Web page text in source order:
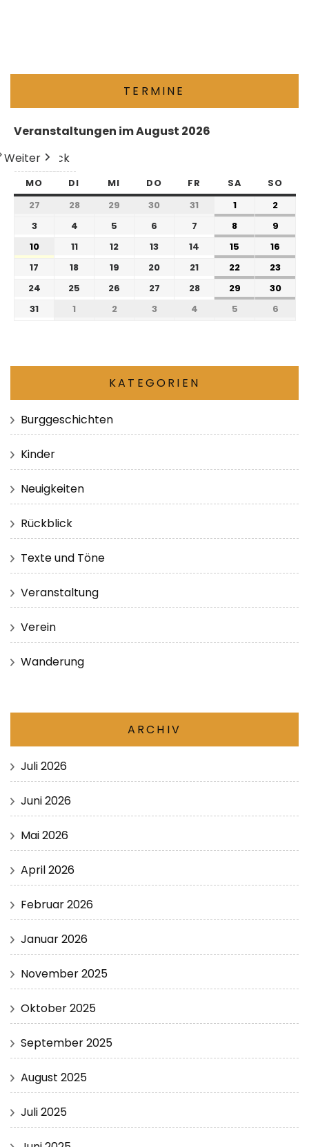
TERMINE
Veranstaltungen im August 2026
Zurück
Heute
Weiter
MO DI MI DO FR SA SO
27 28 29 30 31 1
2
3
4 5 6 7 8
9
10
11 12 13 14 15
16
17
18 19 20 21 22
23
24
25 26 27 28 29
30
31
1 2 3 4 5 6
KATEGORIEN
Burggeschichten
Kinder
Neuigkeiten
Rückblick
Texte und Töne
Veranstaltung
Verein
Wanderung
ARCHIV
Juli 2026
Juni 2026
Mai 2026
April 2026
Februar 2026
Januar 2026
November 2025
Oktober 2025
September 2025
August 2025
Juli 2025